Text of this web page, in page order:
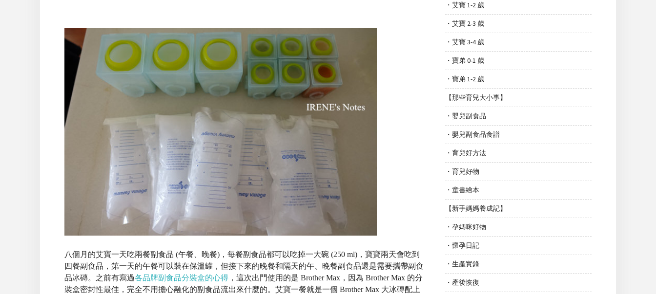
八個月的艾寶一天吃兩餐副食品 (午餐、晚餐)，每餐副食品都可以吃掉一大碗 (250 ml)，寶寶兩天會吃到
四餐副食品，第一天的午餐可以裝在保溫罐，但接下來的晚餐和隔天的午、晚餐副食品還是需要攜帶副食
品冰磚。之前有寫過各品牌副食品分裝盒的心得 ，這次出門使用的是 Brother Max，因為 Brother Max 的分
裝盒密封性最佳，完全不用擔心融化的副食品流出來什麼的。艾寶一餐就是一個 Brother Max 大冰磚配上
・艾寶 1-2 歲
・艾寶 2-3 歲
・艾寶 3-4 歲
・寶弟 0-1 歲
・寶弟 1-2 歲
【那些育兒大小事】
・嬰兒副食品
・嬰兒副食品食譜
・育兒好方法
・育兒好物
・童書繪本
【新手媽媽養成記】
・孕媽咪好物
・懷孕日記
・生產實錄
・產後恢復